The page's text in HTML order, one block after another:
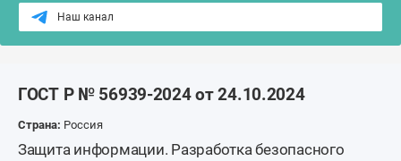
Наш канал
ГОСТ Р № 56939-2024 от 24.10.2024
Страна: Россия
Защита информации. Разработка безопасного